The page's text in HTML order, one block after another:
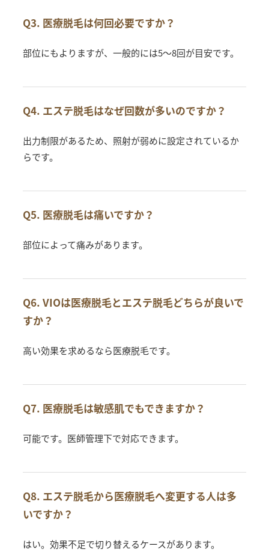
Q3. 医療脱毛は何回必要ですか？
部位にもよりますが、一般的には5〜8回が目安です。
Q4. エステ脱毛はなぜ回数が多いのですか？
出力制限があるため、照射が弱めに設定されているか
らです。
Q5. 医療脱毛は痛いですか？
部位によって痛みがあります。
Q6. VIOは医療脱毛とエステ脱毛どちらが良いで
すか？
高い効果を求めるなら医療脱毛です。
Q7. 医療脱毛は敏感肌でもできますか？
可能です。医師管理下で対応できます。
Q8. エステ脱毛から医療脱毛へ変更する人は多
いですか？
はい。効果不足で切り替えるケースがあります。